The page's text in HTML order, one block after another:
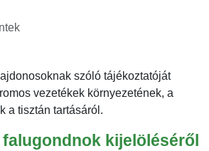
szóló tájékoztatóját
vezetékek környezetének, a
a tisztán tartásáról.
kijelöléséről